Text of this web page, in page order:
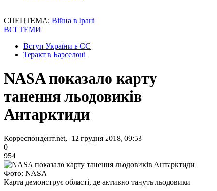
СПЕЦТЕМА: Війна в Ірані
ВСІ ТЕМИ
Вступ України в ЄС
Теракт в Барселоні
NASA показало карту
танення льодовиків
Антарктиди
Корреспондент.net, 12 грудня 2018, 09:53
0
954
Фото: NASA
Карта демонструє області, де активно тануть льодовики